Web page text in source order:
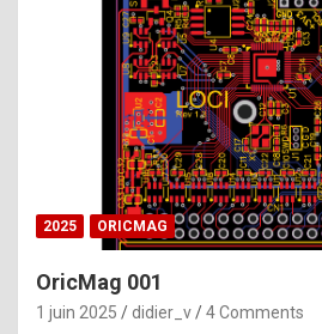
e
s
t
p
h
o
n
y
2025 ORICMAG
OricMag 001
1 juin 2025 didier_v 4 Comments